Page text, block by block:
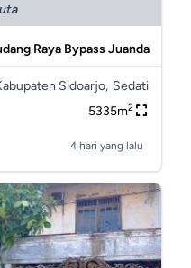
Raya Bypass Juanda
Sidoarjo, Sedati
5335m2
4 hari yang lalu